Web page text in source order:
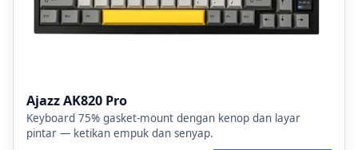
Ajazz AK820 Pro
Keyboard 75% gasket-mount dengan kenop dan layar
pintar — ketikan empuk dan senyap.